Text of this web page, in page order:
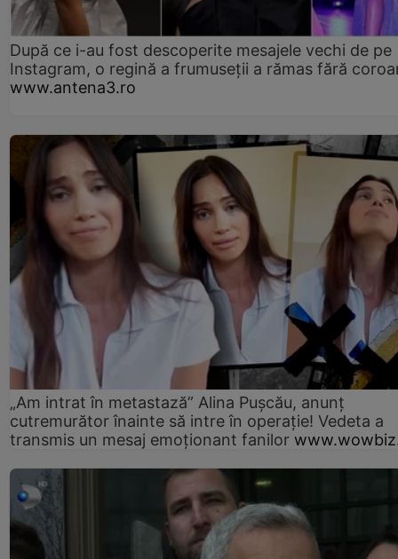
După ce i-au fost descoperite mesajele vechi de pe
Instagram, o regină a frumuseții a rămas fără
www.antena3.ro
„Am intrat în metastază” Alina Pușcău, anunț
cutremurător înainte să intre în operație! Vedeta a
transmis un mesaj emoționant fanilor